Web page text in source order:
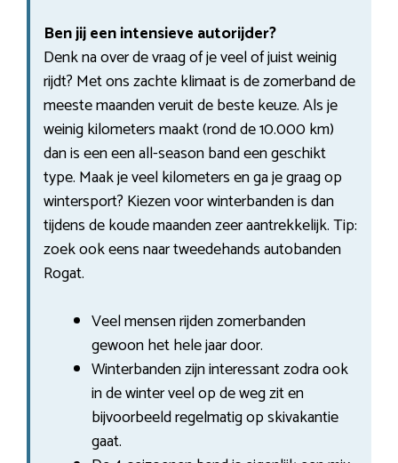
Ben jij een intensieve autorijder?
Denk na over de vraag of je veel of juist weinig
rijdt? Met ons zachte klimaat is de zomerband de
meeste maanden veruit de beste keuze. Als je
weinig kilometers maakt (rond de 10.000 km)
dan is een een all-season band een geschikt
type. Maak je veel kilometers en ga je graag op
wintersport? Kiezen voor winterbanden is dan
tijdens de koude maanden zeer aantrekkelijk. Tip:
zoek ook eens naar tweedehands autobanden
Rogat.
Veel mensen rijden zomerbanden
gewoon het hele jaar door.
Winterbanden zijn interessant zodra ook
in de winter veel op de weg zit en
bijvoorbeeld regelmatig op skivakantie
gaat.